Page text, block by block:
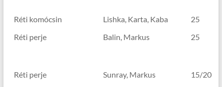
Réti komócsin Lishka, Karta, Kaba
25
Réti perje
Balin, Markus 25
Réti perje Sunray, Markus
15/20